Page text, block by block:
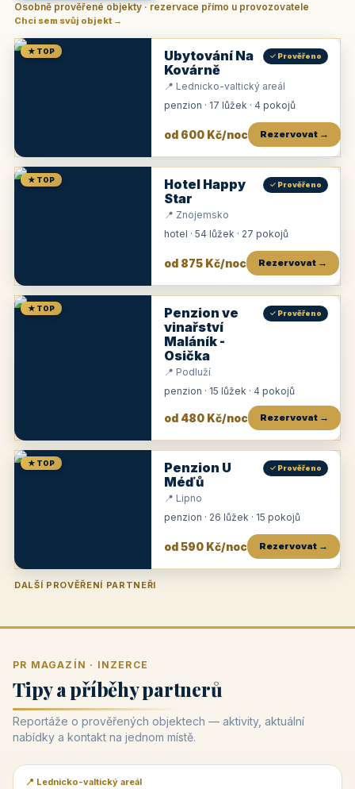
Osobně prověřené objekty · rezervace přímo u provozovatele
Chci sem svůj objekt →
★ TOP
Ubytování Na
Kovárně
✓ Prověřeno
📍 Lednicko-valtický areál
penzion · 17 lůžek · 4 pokojů
od 600 Kč/noc Rezervovat →
★ TOP
Hotel Happy
Star
✓ Prověřeno
📍 Znojemsko
hotel · 54 lůžek · 27 pokojů
od 875 Kč/noc Rezervovat →
★ TOP
Penzion ve
vinařství
Maláník -
Osička
✓ Prověřeno
📍 Podluží
penzion · 15 lůžek · 4 pokojů
od 480 Kč/noc Rezervovat →
★ TOP
Penzion U
Méďů
✓ Prověřeno
📍 Lipno
penzion · 26 lůžek · 15 pokojů
od 590 Kč/noc Rezervovat →
DALŠÍ PROVĚŘENÍ PARTNEŘI
Penzion U Zámku Pension Faber
PR MAGAZÍN · INZERCE
Tipy a příběhy partnerů
Reportáže o prověřených objektech — aktivity, aktuální
nabídky a kontakt na jednom místě.
📰 PR článek
📍 Lednicko-valtický areál